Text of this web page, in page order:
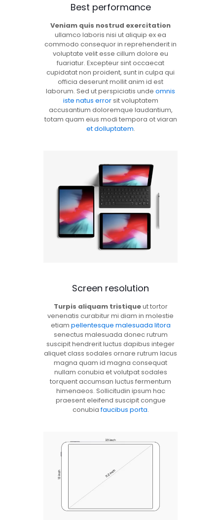
Best performance
Veniam quis nostrud exercitation
ullamco laboris nisi ut aliquip ex ea
commodo consequor in reprehenderit in
voluptate velit esse cillum dolore eu
fuariatur. Excepteur sint occaecat
cupidatat non proident, sunt in culpa qui
officia deserunt mollit anim id est
laborum. Sed ut perspiciatis unde omnis
iste natus errorsit voluptatem
accusantium doloremque laudantium,
totam quam eius modi tempora ot viaran
et dolluptatem.
Screen resolution
Turpis aliquam tristiqueut tortor
venenatis curabitur mi diam in molestie
etiam pellentesque malesuada litora
senectus malesuada donec rutrum
suscipit hendrerit luctus dapibus integer
aliquet class sodales ornare rutrum lacus
magna quam id magna consequat
nullam conubia et volutpat sodales
torquent accumsan luctus fermentum
himenaeos. Sollicitudin ipsum hac
praesent eleifend suscipit congue
conubiafaucibus porta.